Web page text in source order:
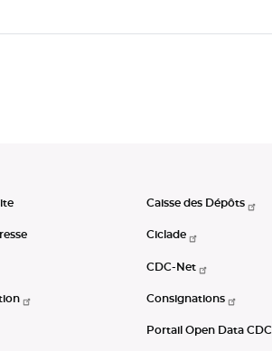
Caisse des Dépôts
Ciclade
CDC-Net
Consignations
Portail Open Data CDC